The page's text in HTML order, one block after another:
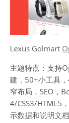
Lexus Golmart
主题特点：支持
建，50+小工具
窄布局，SEO，
4/CSS3/HTML5
示数据和说明文档